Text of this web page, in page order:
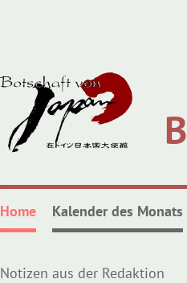
Home Kalender des Monats
Notizen aus der Redaktion